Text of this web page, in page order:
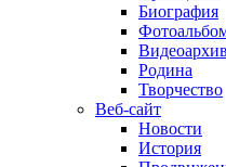
Биография
Видеоархив
Родина
Творчество
Веб-сайт
Новости
История